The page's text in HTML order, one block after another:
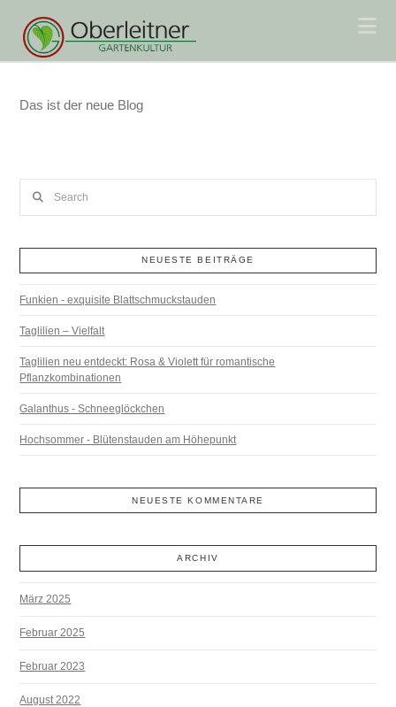
Das ist der neue Blog
NEUESTE BEITRÄGE
Funkien - exquisite Blattschmuckstauden
Taglilien – Vielfalt
Taglilien neu entdeckt: Rosa & Violett für romantische
Pflanzkombinationen
Galanthus - Schneeglöckchen
Hochsommer - Blütenstauden am Höhepunkt
NEUESTE KOMMENTARE
ARCHIV
März 2025
Februar 2025
Februar 2023
August 2022